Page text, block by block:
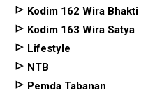
Kodim 162 Wira Bhakti
Kodim 163 Wira Satya
Lifestyle
NTB
Pemda Tabanan